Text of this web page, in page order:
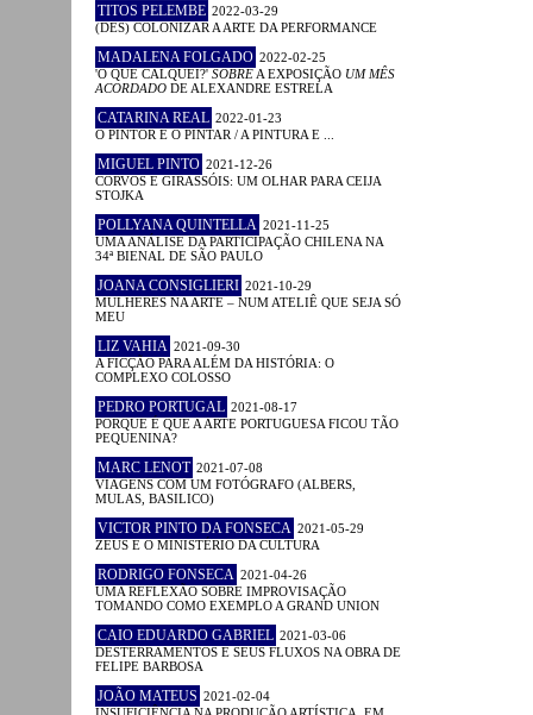
TITOS PELEMBE 2022-03-29
(DES) COLONIZAR A ARTE DA PERFORMANCE
MADALENA FOLGADO 2022-02-25
'O QUE CALQUEI?' SOBRE A EXPOSIÇÃO UM MÊS
ACORDADO DE ALEXANDRE ESTRELA
CATARINA REAL 2022-01-23
O PINTOR E O PINTAR / A PINTURA E ...
MIGUEL PINTO 2021-12-26
CORVOS E GIRASSÓIS: UM OLHAR PARA CEIJA
STOJKA
POLLYANA QUINTELLA 2021-11-25
UMA ANÁLISE DA PARTICIPAÇÃO CHILENA NA
34ª BIENAL DE SÃO PAULO
JOANA CONSIGLIERI 2021-10-29
MULHERES NA ARTE – NUM ATELIÊ QUE SEJA SÓ
MEU
LIZ VAHIA 2021-09-30
A FICÇÃO PARA ALÉM DA HISTÓRIA: O
COMPLEXO COLOSSO
PEDRO PORTUGAL 2021-08-17
PORQUE É QUE A ARTE PORTUGUESA FICOU TÃO
PEQUENINA?
MARC LENOT 2021-07-08
VIAGENS COM UM FOTÓGRAFO (ALBERS,
MULAS, BASILICO)
VICTOR PINTO DA FONSECA 2021-05-29
ZEUS E O MINISTÉRIO DA CULTURA
RODRIGO FONSECA 2021-04-26
UMA REFLEXÃO SOBRE IMPROVISAÇÃO
TOMANDO COMO EXEMPLO A GRAND UNION
CAIO EDUARDO GABRIEL 2021-03-06
DESTERRAMENTOS E SEUS FLUXOS NA OBRA DE
FELIPE BARBOSA
JOÃO MATEUS 2021-02-04